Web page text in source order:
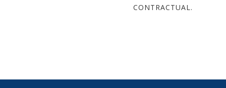
CONTRACTUAL.